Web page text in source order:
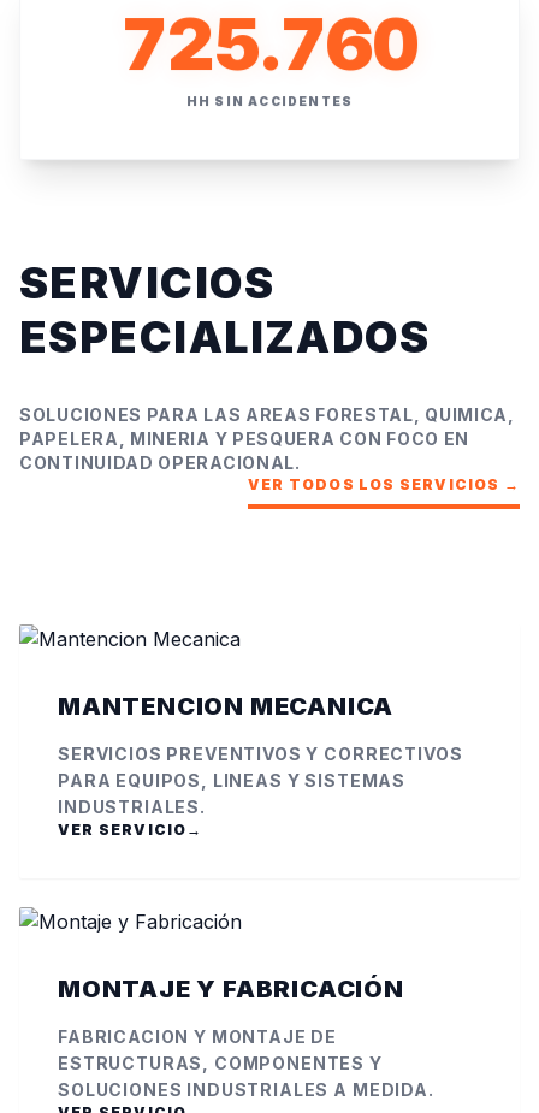
725.760
HH SIN ACCIDENTES
SERVICIOS
ESPECIALIZADOS
SOLUCIONES PARA LAS AREAS FORESTAL, QUIMICA,
PAPELERA, MINERIA Y PESQUERA CON FOCO EN
CONTINUIDAD OPERACIONAL.
VER TODOS LOS SERVICIOS →
MANTENCION MECANICA
SERVICIOS PREVENTIVOS Y CORRECTIVOS
PARA EQUIPOS, LINEAS Y SISTEMAS
INDUSTRIALES.
VER SERVICIO →
MONTAJE Y FABRICACIÓN
FABRICACION Y MONTAJE DE
ESTRUCTURAS, COMPONENTES Y
SOLUCIONES INDUSTRIALES A MEDIDA.